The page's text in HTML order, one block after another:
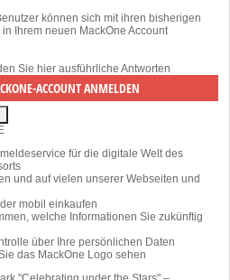
können sich mit ihren bisherigen
Ihrem neuen MackOne Account
Sie hier ausführliche Antworten
für die digitale Welt des
und auf vielen unserer Webseiten und
mobil einkaufen
welche Informationen Sie zukünftig
über Ihre persönlichen Daten
das MackOne Logo sehen